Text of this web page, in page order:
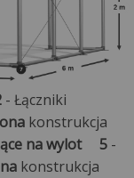
- Łączniki
konstrukcja
na wylot 5-
konstrukcja